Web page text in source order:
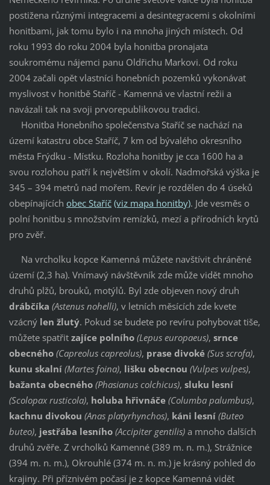
postižena různými integracemi a desintegracemi s okolními
honitbami, jak tomu bylo i na mnoha jiných místech. Od
roku 1993 do roku 2004 byla honitba pronajata
soukromému nájemci panu Oldřichu Markovi. Od roku
2004 začali opět vlastníci honebních pozemků vykonávat
myslivost v honitbě Staříč - Kamenná ve vlastní režii a
navázali tak na svoji prvorepublikovou tradici.
Honitba Honebního společenstva Staříč se nachází na
území katastru obce Staříč, 7 km od bývalého okresního
města Frýdku - Místku. Rozloha honitby je cca 1600 ha a
svou rozlohou patří k největším v okolí. Nadmořská výška je
345 – 394 metrů nad mořem. Revír je rozdělen do 4 úseků
obepínajících obec Staříč (viz mapa honitby). Jde vesměs o
polní honitbu s množstvím remízků, mezí a přírodních krytů
pro zvěř.
Na vrcholku kopce Kamenná můžete navštívit chráněné
území (2,3 ha). Vnímavý návštěvník zde může vidět mnoho
druhů plžů, brouků, motýlů. Byl zde objeven nový druh
drábčíka (Astenus nohelli), v letních měsících zde kvete
vzácnýlen žlutý. Pokud se budete po revíru pohybovat tiše,
můžete spatřitzajíce polního(Lepus europaeus), srnce
obecného(Capreolus capreolus), prase divoké (Sus scrofa),
kunu skalní(Martes foina), lišku obecnou (Vulpes vulpes),
bažanta obecného(Phasianus colchicus), sluku lesní
(Scolopax rusticola), holuba hřivnáče(Columba palumbus),
kachnu divokou (Anas platyrhynchos), káni lesní (Buteo
buteo), jestřába lesního (Accipiter gentilis)a mnoho dalších
druhů zvěře. Z vrcholků Kamenné (389 m. n. m.), Strážnice
(394 m. n. m.), Okrouhlé (374 m. n. m.) je krásný pohled do
krajiny. Při příznivém počasí je z kopce Kamenná vidět